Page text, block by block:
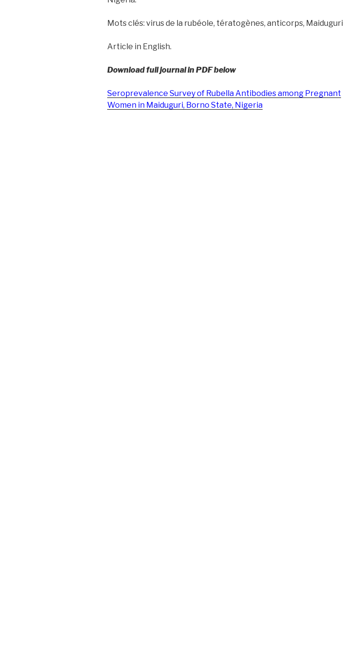
Mots clés: virus de la rubéole, tératogènes, anticorps, Maiduguri
Article in English.
Download full journal in PDF below
Seroprevalence Survey of Rubella Antibodies among Pregnant
Women in Maiduguri, Borno State, Nigeria